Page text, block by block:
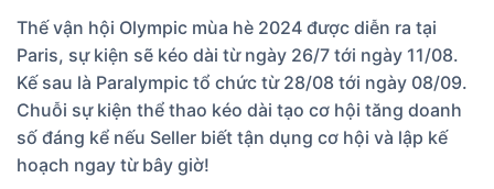
Thế vận hội Olympic mùa hè 2024 được diễn ra tại
Paris, sự kiện sẽ kéo dài từ ngày 26/7 tới ngày 11/08.
Kế sau là Paralympic tổ chức từ 28/08 tới ngày 08/09.
Chuỗi sự kiện thể thao kéo dài tạo cơ hội tăng doanh
số đáng kể nếu Seller biết tận dụng cơ hội và lập kế
hoạch ngay từ bây giờ!